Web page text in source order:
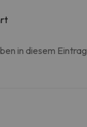
in diesem Eintrag